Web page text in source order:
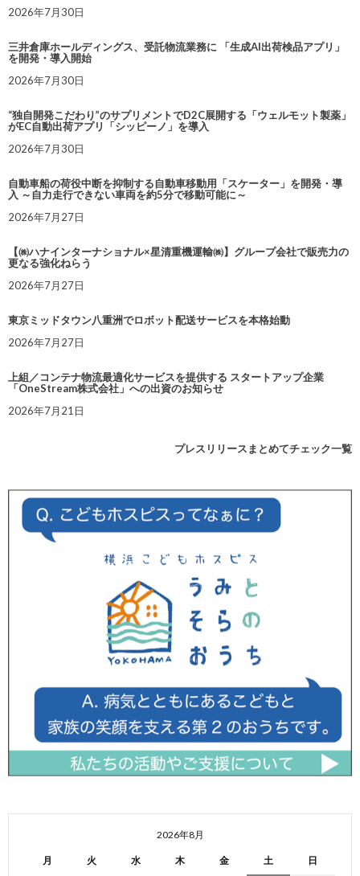
2026年7月30日
三井倉庫ホールディングス、受託物流業務に 「生成AI出荷検品アプリ」
を開発・導入開始
2026年7月30日
“独自開発こだわり”のサプリメントでD2C展開する「ウェルモット製薬」
がEC自動出荷アプリ「シッピーノ」を導入
2026年7月30日
自動車船の荷役中断を抑制する自動車移動用「スケーター」を開発・導
入 ～自力走行できない車両を約5分で移動可能に～
2026年7月27日
【㈱ハナインターナショナル×星清重機運輸㈱】グループ会社で販売力の
更なる強化ねらう
2026年7月27日
東京ミッドタウン八重洲でロボット配送サービスを本格始動
2026年7月27日
上組／コンテナ物流最適化サービスを提供する スタートアップ企業
「OneStream株式会社」への出資のお知らせ
2026年7月21日
プレスリリースまとめてチェック一覧
2026年8月
月 火 水 木 金 土 日